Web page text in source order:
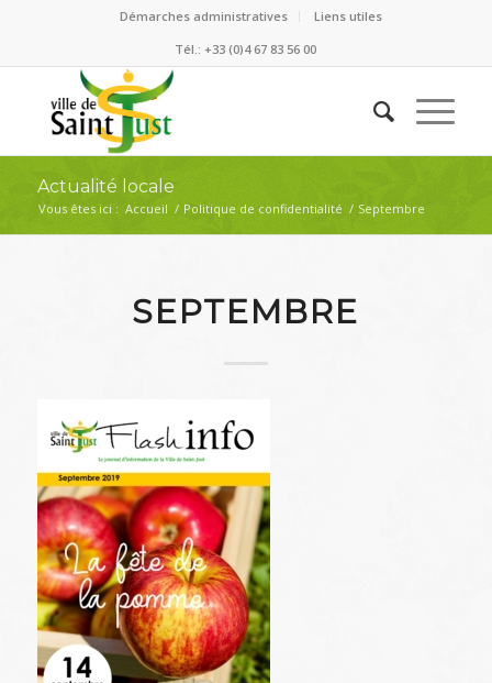
Démarches administratives
Liens utiles
Tél.: +33 (0)4 67 83 56 00
Actualité locale
Vous êtes ici : Accueil / Politique de confidentialité / Septembre
SEPTEMBRE